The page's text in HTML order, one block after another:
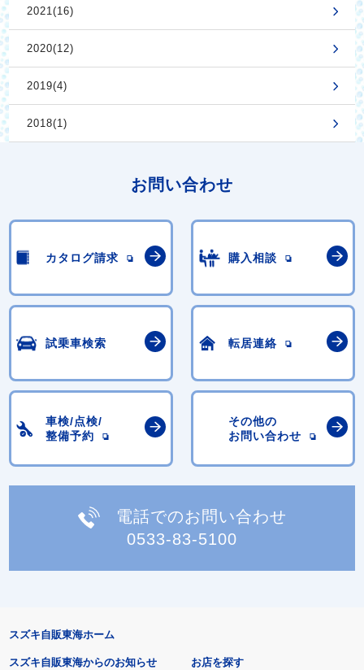
2021(16)
2020(12)
2019(4)
2018(1)
お問い合わせ
カタログ請求 購入相談
試乗車検索 転居連絡
車検/点検/
整備予約
その他の
お問い合わせ
電話でのお問い合わせ
0533-83-5100
スズキ自販東海ホーム
スズキ自販東海からのお知らせ お店を探す